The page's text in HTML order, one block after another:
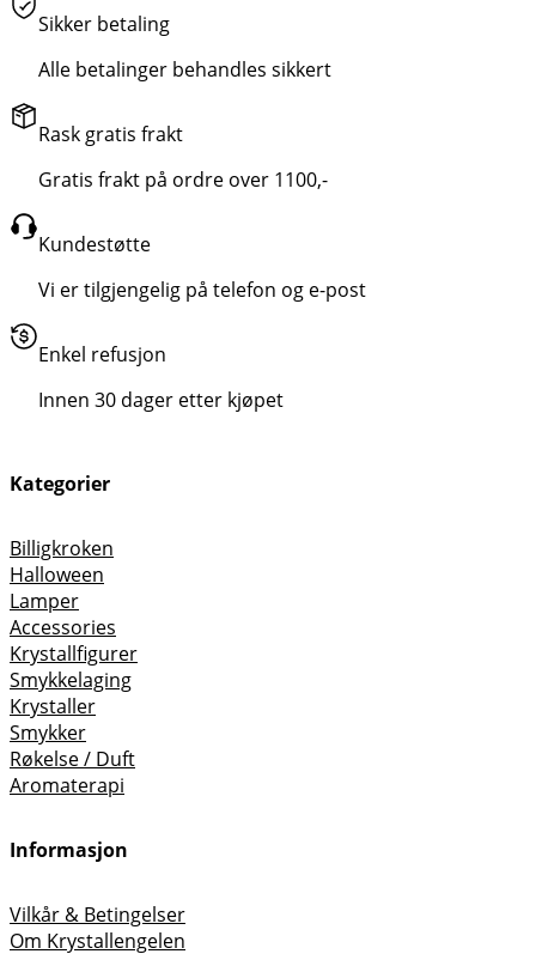
Sikker betaling
Alle betalinger behandles sikkert
Rask gratis frakt
Gratis frakt på ordre over 1100,-
Kundestøtte
Vi er tilgjengelig på telefon og e-post
Enkel refusjon
Innen 30 dager etter kjøpet
Kategorier
Billigkroken
Halloween
Lamper
Accessories
Krystallfigurer
Smykkelaging
Krystaller
Smykker
Røkelse / Duft
Aromaterapi
Informasjon
Vilkår & Betingelser
Om Krystallengelen